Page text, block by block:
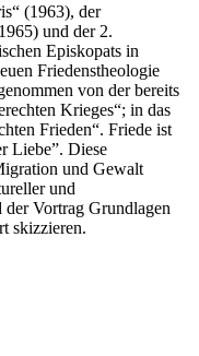
(1963), der
und der 2.
Episkopats in
Friedenstheologie
von der bereits
Krieges“; in das
Frieden“. Friede ist
Liebe”. Diese
und Gewalt
und
Vortrag Grundlagen
skizzieren.